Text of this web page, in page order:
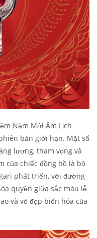
Năm Mới Âm Lịch
bản giới hạn. Mặt số
lượng, tham vọng và
của chiếc đồng hồ là bộ
phát triển, với đường
quyện giữa sắc màu lễ
và vẻ đẹp biến hóa của